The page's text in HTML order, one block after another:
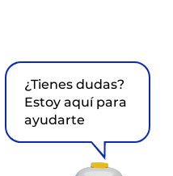
¿Tienes dudas?
Estoy aquí para
ayudarte